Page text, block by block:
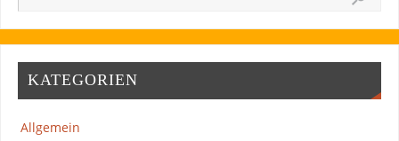
KATEGORIEN
Allgemein